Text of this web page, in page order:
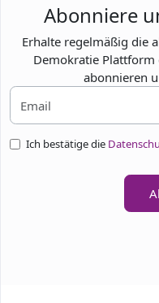
Abonniere
Erhalte regelmäßig die
Demokratie Plattform
abonnieren
Ich bestätige die